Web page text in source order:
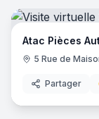
Atac Pièces
5 Rue de
Partager